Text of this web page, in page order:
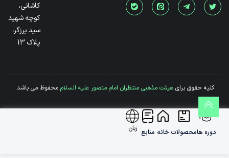
کاشانی،
کوچه شهید
سید برزگر،
پلاک 13
کلیه حقوق برایهیئت مذهبی منتظران امام منصور علیه السلاممحفوظ می باشد.
دوره هامحصولات خانه منابع زبان